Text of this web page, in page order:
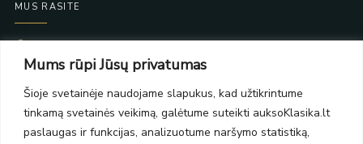
Mums rūpi Jūsų privatumas
Šioje svetainėje naudojame slapukus, kad užtikrintume
tinkamą svetainės veikimą, galėtume suteikti auksoKlasika.lt
paslaugas ir funkcijas, analizuotume naršymo statistiką,
MUS RASITE
PC Molas, Klaipėda
PC BIG 2, Klaipėda
Šilutės pl. 35
PC Banginis, Klaipėda